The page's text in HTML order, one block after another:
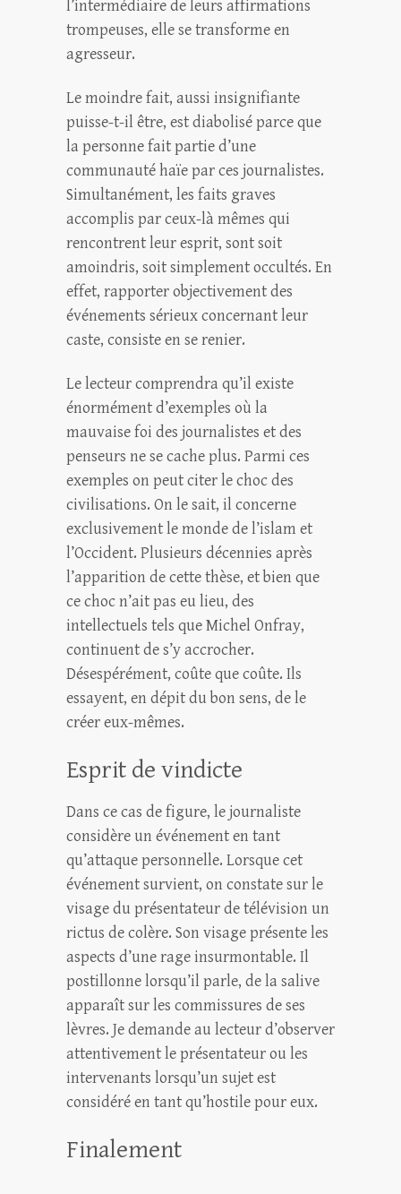
l’intermédiaire de leurs affirmations
trompeuses, elle se transforme en
agresseur.
Le moindre fait, aussi insignifiante
puisse-t-il être, est diabolisé parce que
la personne fait partie d’une
communauté haïe par ces journalistes.
Simultanément, les faits graves
accomplis par ceux-là mêmes qui
rencontrent leur esprit, sont soit
amoindris, soit simplement occultés. En
effet, rapporter objectivement des
événements sérieux concernant leur
caste, consiste en se renier.
Le lecteur comprendra qu’il existe
énormément d’exemples où la
mauvaise foi des journalistes et des
penseurs ne se cache plus. Parmi ces
exemples on peut citer le choc des
civilisations. On le sait, il concerne
exclusivement le monde de l’islam et
l’Occident. Plusieurs décennies après
l’apparition de cette thèse, et bien que
ce choc n’ait pas eu lieu, des
intellectuels tels que Michel Onfray,
continuent de s’y accrocher.
Désespérément, coûte que coûte. Ils
essayent, en dépit du bon sens, de le
créer eux-mêmes.
Esprit de vindicte
Dans ce cas de figure, le journaliste
considère un événement en tant
qu’attaque personnelle. Lorsque cet
événement survient, on constate sur le
visage du présentateur de télévision un
rictus de colère. Son visage présente les
aspects d’une rage insurmontable. Il
postillonne lorsqu’il parle, de la salive
apparaît sur les commissures de ses
lèvres. Je demande au lecteur d’observer
attentivement le présentateur ou les
intervenants lorsqu’un sujet est
considéré en tant qu’hostile pour eux.
Finalement